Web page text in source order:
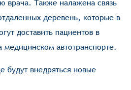
врача. Также налажена связь
деревень, которые в
доставить пациентов в
автотранспорте.
будут внедряться новые